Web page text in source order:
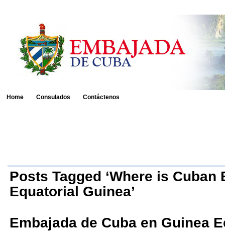
Home Consulados Contáctenos
Posts Tagged ‘Where is Cuban
Equatorial Guinea’
Embajada de Cuba en Guinea